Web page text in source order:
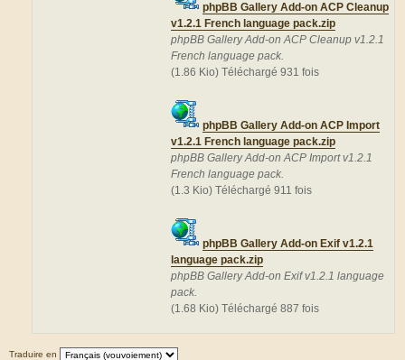
phpBB Gallery Add-on ACP Cleanup
v1.2.1 French language pack.zip
phpBB Gallery Add-on ACP Cleanup v1.2.1
French language pack.
(1.86 Kio) Téléchargé 931 fois
phpBB Gallery Add-on ACP Import
v1.2.1 French language pack.zip
phpBB Gallery Add-on ACP Import v1.2.1
French language pack.
(1.3 Kio) Téléchargé 911 fois
phpBB Gallery Add-on Exif v1.2.1
language pack.zip
phpBB Gallery Add-on Exif v1.2.1 language
pack.
(1.68 Kio) Téléchargé 887 fois
Traduire en